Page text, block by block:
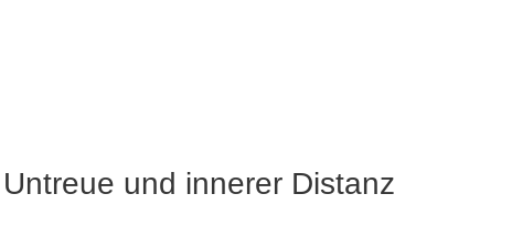
und innerer Distanz